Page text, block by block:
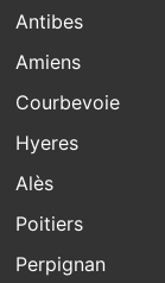
Antibes
Amiens
Courbevoie
Hyeres
Alès
Poitiers
Perpignan